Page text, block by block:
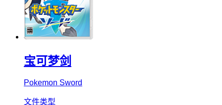
宝可梦剑
Pokemon Sword
文件类型